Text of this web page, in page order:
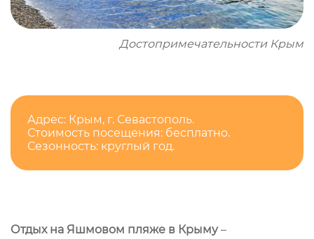
Достопримечательности Крым
Адрес: Крым, г. Севастополь.
Стоимость посещения: бесплатно.
Сезонность: круглый год.
Отдых на Яшмовом пляже в Крыму–